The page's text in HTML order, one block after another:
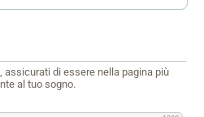
assicurati di essere nella pagina più
al tuo sogno.